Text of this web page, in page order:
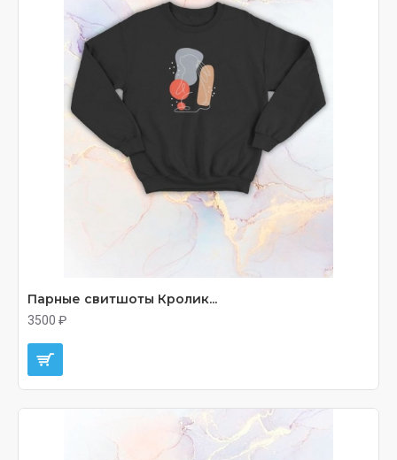
Парные свитшоты Кролик...
3500 ₽